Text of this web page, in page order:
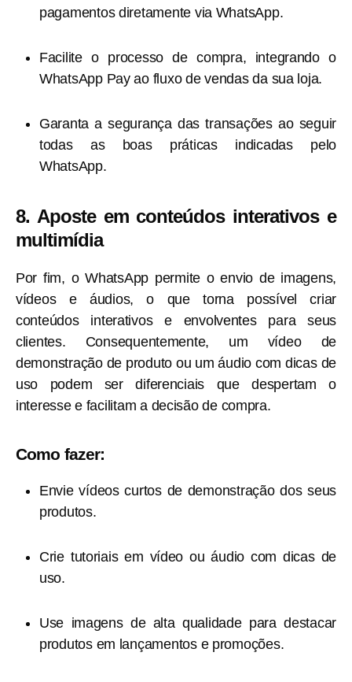
pagamentos diretamente via WhatsApp.
Facilite o processo de compra, integrando o
WhatsApp Pay ao fluxo de vendas da sua loja.
Garanta a segurança das transações ao seguir
todas as boas práticas indicadas pelo
WhatsApp.
8. Aposte em conteúdos interativos e
multimídia
Por fim, o WhatsApp permite o envio de imagens,
vídeos e áudios, o que torna possível criar
conteúdos interativos e envolventes para seus
clientes. Consequentemente, um vídeo de
demonstração de produto ou um áudio com dicas de
uso podem ser diferenciais que despertam o
interesse e facilitam a decisão de compra.
Como fazer:
Envie vídeos curtos de demonstração dos seus
produtos.
Crie tutoriais em vídeo ou áudio com dicas de
uso.
Use imagens de alta qualidade para destacar
produtos em lançamentos e promoções.